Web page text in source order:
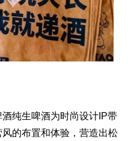
纯生啤酒为时尚设计IP带
的布置和体验，营造出松